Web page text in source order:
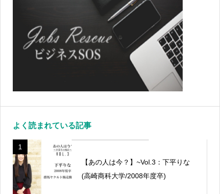
よく読まれている記事
1
【あの人は今？】~Vol.3：下平りな
(高崎商科大学/2008年度卒)